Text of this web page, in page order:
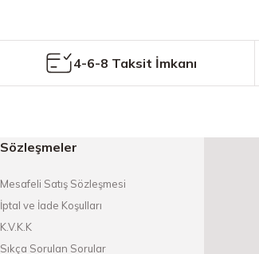
4-6-8 Taksit İmkanı
Sözleşmeler
Mesafeli Satış Sözleşmesi
İptal ve İade Koşulları
K.V.K.K
Sıkça Sorulan Sorular